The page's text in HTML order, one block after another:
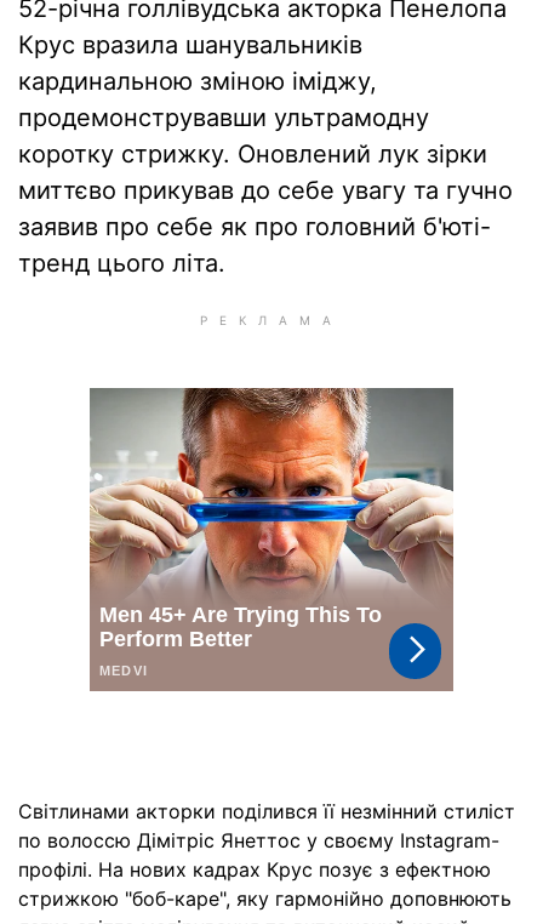
52-річна голлівудська акторка Пенелопа
Крус вразила шанувальників
кардинальною зміною іміджу,
продемонструвавши ультрамодну
коротку стрижку. Оновлений лук зірки
миттєво прикував до себе увагу та гучно
заявив про себе як про головний б'юті-
тренд цього літа.
Світлинами акторки поділився її незмінний стиліст
по волоссю Дімітріс Янеттос у своєму Instagram-
профілі. На нових кадрах Крус позує з ефектною
стрижкою "боб-каре", яку гармонійно доповнюють